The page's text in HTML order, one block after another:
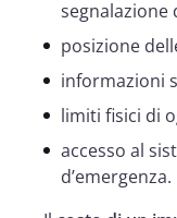
segnalazione
posizione
informazioni
limiti fisici di
accesso al
d’emergenza.